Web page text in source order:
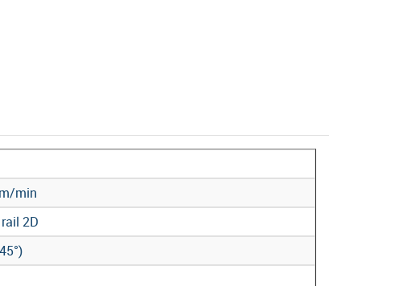
min
2D